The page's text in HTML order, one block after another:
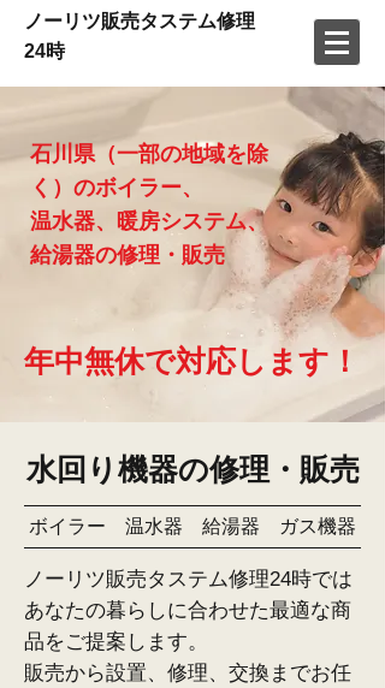
ノーリツ販売タステム修理
24時
石川県（一部の地域を除
く）のボイラー、
温水器、暖房システム、
給湯器の修理・販売
年中無休で対応します！
水回り機器の修理・販売
ボイラー 温水器 給湯器 ガス機器
ノーリツ販売タステム修理24時では
あなたの暮らしに合わせた最適な商
品をご提案します。
販売から設置、修理、交換までお任